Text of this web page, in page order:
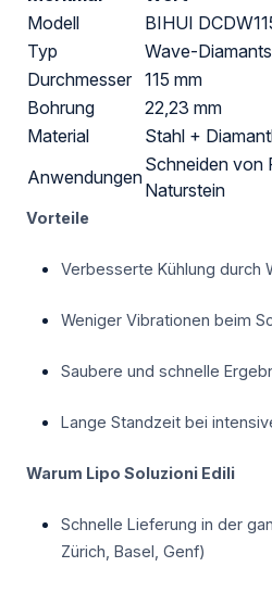
Modell
BIHUI
Typ
Wave-
Durchmesser 115 mm
Bohrung
22,23 mm
Material
Stahl +
Anwendungen
Schneiden von
Naturstein
Vorteile
Verbesserte Kühlung durch
Weniger Vibrationen beim
Saubere und schnelle
Lange Standzeit bei
Warum Lipo Soluzioni Edili
Schnelle Lieferung in der
Zürich, Basel, Genf)